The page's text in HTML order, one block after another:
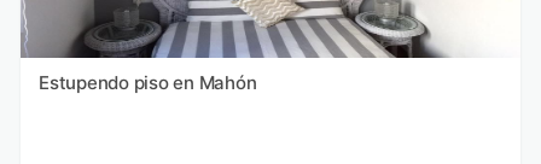
Estupendo piso en Mahón